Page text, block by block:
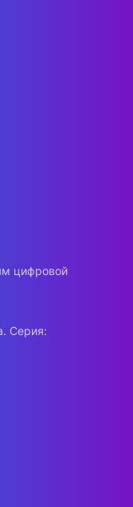
цифровой
Серия: